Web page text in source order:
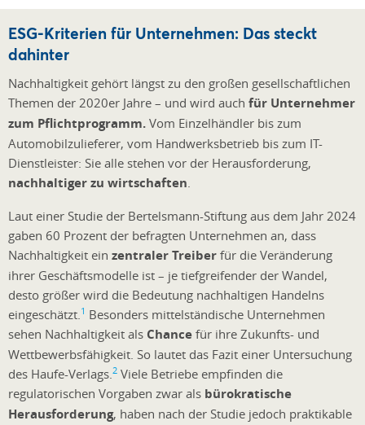
ESG-Kriterien für Unternehmen: Das steckt
dahinter
Nachhaltigkeit gehört längst zu den großen gesellschaftlichen
Themen der 2020er Jahre – und wird auch für Unternehmer
zum Pflichtprogramm. Vom Einzelhändler bis zum
Automobilzulieferer, vom Handwerksbetrieb bis zum IT-
Dienstleister: Sie alle stehen vor der Herausforderung,
nachhaltiger zu wirtschaften
Laut einer Studie der Bertelsmann-Stiftung aus dem Jahr 2024
gaben 60 Prozent der befragten Unternehmen an, dass
Nachhaltigkeit ein zentraler Treiber für die Veränderung
ihrer Geschäftsmodelle ist – je tiefgreifender der Wandel,
desto größer wird die Bedeutung nachhaltigen Handelns
eingeschätzt. 1 Besonders mittelständische Unternehmen
sehen Nachhaltigkeit als Chance für ihre Zukunfts- und
Wettbewerbsfähigkeit. So lautet das Fazit einer Untersuchung
des Haufe-Verlags. 2 Viele Betriebe empfinden die
regulatorischen Vorgaben zwar als bürokratische
Herausforderung, haben nach der Studie jedoch praktikable